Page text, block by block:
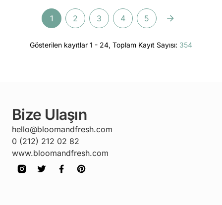
1 2 3 4 5
Gösterilen kayıtlar 1 - 24, Toplam Kayıt Sayısı: 354
Bize Ulaşın
hello@bloomandfresh.com
0 (212) 212 02 82
www.bloomandfresh.com